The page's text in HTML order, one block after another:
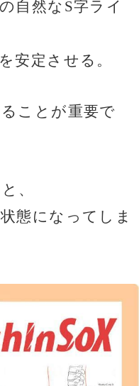
自然なS字ライ
安定させる。
ことが重要で
、
態になってしま